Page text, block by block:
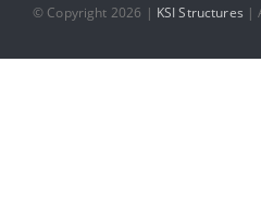
© Copyright 2026 | KSI Structures |